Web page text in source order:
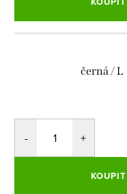
černá / L
KOUPIT